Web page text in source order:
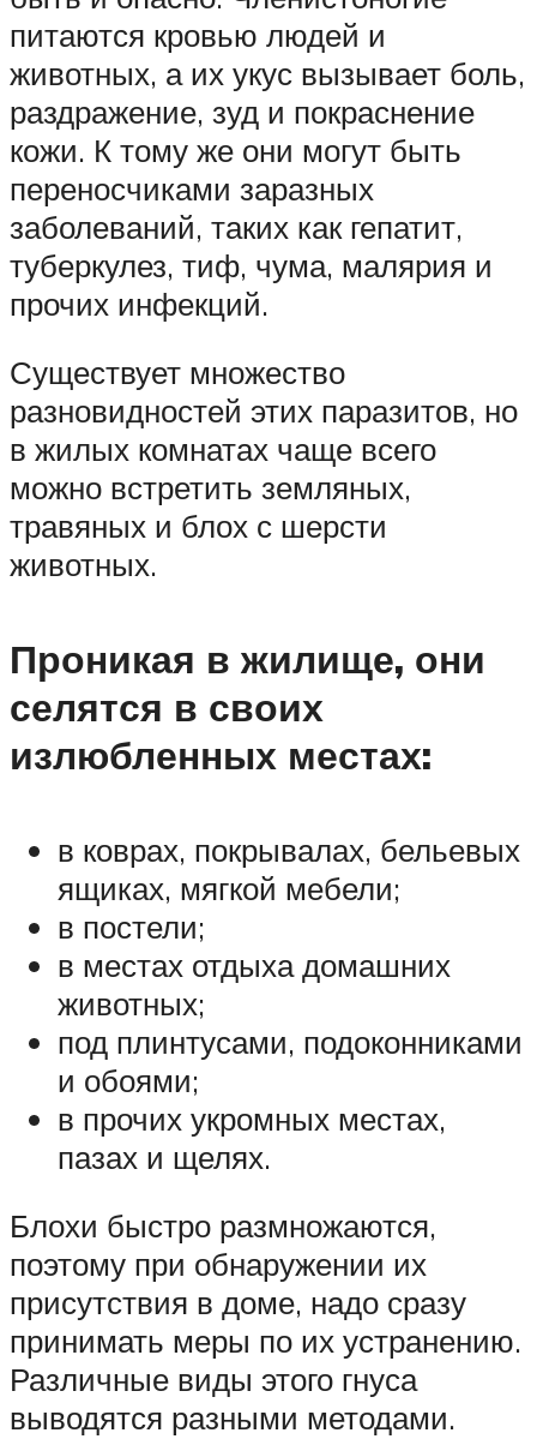
питаются кровью людей и
животных, а их укус вызывает боль,
раздражение, зуд и покраснение
кожи. К тому же они могут быть
переносчиками заразных
заболеваний, таких как гепатит,
туберкулез, тиф, чума, малярия и
прочих инфекций.
Существует множество
разновидностей этих паразитов, но
в жилых комнатах чаще всего
можно встретить земляных,
травяных и блох с шерсти
животных.
Проникая в жилище, они
селятся в своих
излюбленных местах:
в коврах, покрывалах, бельевых
ящиках, мягкой мебели;
в постели;
в местах отдыха домашних
животных;
под плинтусами, подоконниками
и обоями;
в прочих укромных местах,
пазах и щелях.
Блохи быстро размножаются,
поэтому при обнаружении их
присутствия в доме, надо сразу
принимать меры по их устранению.
Различные виды этого гнуса
выводятся разными методами.